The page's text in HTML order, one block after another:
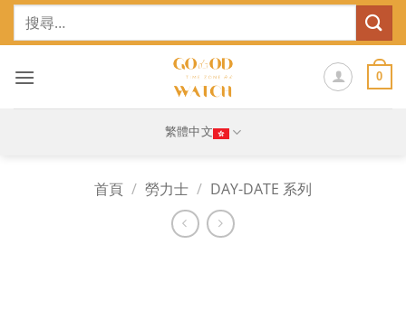
Skip
鍵
0
繁體中文
首頁 / 勞力士 / DAY-DATE 系列